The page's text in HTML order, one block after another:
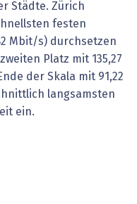
Städte. Zürich
festen
Mbit/s) durchsetzen
Platz mit 135,27
der Skala mit 91,22
langsamsten
ein.